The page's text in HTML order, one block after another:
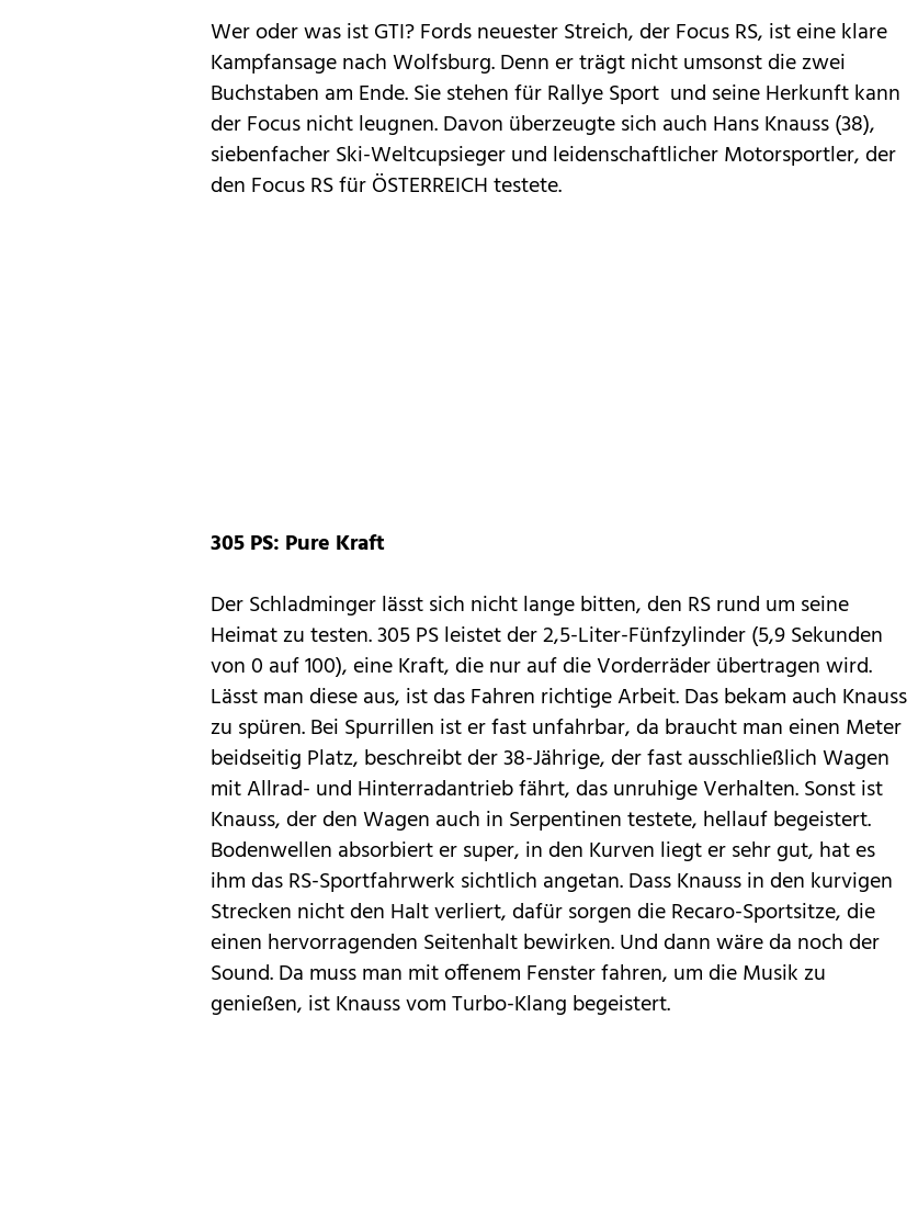
Wer oder was ist GTI? Fords neuester Streich, der Focus RS, ist eine klare
Kampfansage nach Wolfsburg. Denn er trägt nicht umsonst die zwei
Buchstaben am Ende. Sie stehen für Rallye Sport  und seine Herkunft kann
der Focus nicht leugnen. Davon überzeugte sich auch Hans Knauss (38),
siebenfacher Ski-Weltcupsieger und leidenschaftlicher Motorsportler, der
den Focus RS für ÖSTERREICH testete.
305 PS: Pure Kraft
Der Schladminger lässt sich nicht lange bitten, den RS rund um seine
Heimat zu testen. 305 PS leistet der 2,5-Liter-Fünfzylinder (5,9 Sekunden
von 0 auf 100), eine Kraft, die nur auf die Vorderräder übertragen wird.
Lässt man diese aus, ist das Fahren richtige Arbeit. Das bekam auch Knauss
zu spüren. Bei Spurrillen ist er fast unfahrbar, da braucht man einen Meter
beidseitig Platz, beschreibt der 38-Jährige, der fast ausschließlich Wagen
mit Allrad- und Hinterradantrieb fährt, das unruhige Verhalten. Sonst ist
Knauss, der den Wagen auch in Serpentinen testete, hellauf begeistert.
Bodenwellen absorbiert er super, in den Kurven liegt er sehr gut, hat es
ihm das RS-Sportfahrwerk sichtlich angetan. Dass Knauss in den kurvigen
Strecken nicht den Halt verliert, dafür sorgen die Recaro-Sportsitze, die
einen hervorragenden Seitenhalt bewirken. Und dann wäre da noch der
Sound. Da muss man mit offenem Fenster fahren, um die Musik zu
genießen, ist Knauss vom Turbo-Klang begeistert.